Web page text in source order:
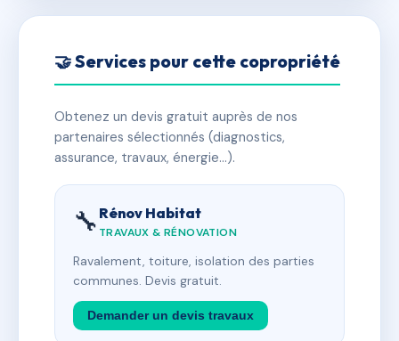
🤝 Services pour cette copropriété
Obtenez un devis gratuit auprès de nos
partenaires sélectionnés (diagnostics,
assurance, travaux, énergie…).
🔧 Rénov Habitat
TRAVAUX & RÉNOVATION
Ravalement, toiture, isolation des parties
communes. Devis gratuit.
Demander un devis travaux